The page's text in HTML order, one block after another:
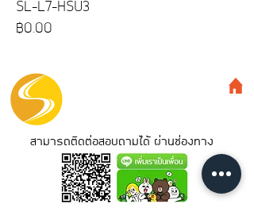
SL-L7-HSU3
ราคา
฿0.00
สามารถติดต่อสอบถามได้ ผ่านช่องทาง